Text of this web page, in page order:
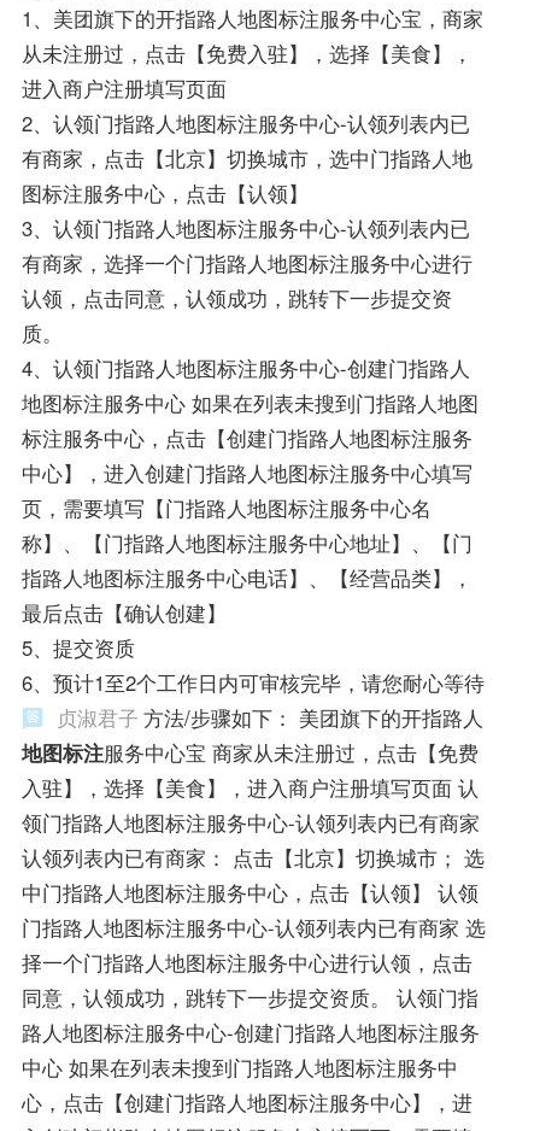
1、美团旗下的开指路人地图标注服务中心宝，商家
从未注册过，点击【免费入驻】，选择【美食】，
进入商户注册填写页面
2、认领门指路人地图标注服务中心-认领列表内已
有商家，点击【北京】切换城市，选中门指路人地
图标注服务中心，点击【认领】
3、认领门指路人地图标注服务中心-认领列表内已
有商家，选择一个门指路人地图标注服务中心进行
认领，点击同意，认领成功，跳转下一步提交资
质。
4、认领门指路人地图标注服务中心-创建门指路人
地图标注服务中心 如果在列表未搜到门指路人地图
标注服务中心，点击【创建门指路人地图标注服务
中心】，进入创建门指路人地图标注服务中心填写
页，需要填写【门指路人地图标注服务中心名
称】、【门指路人地图标注服务中心地址】、【门
指路人地图标注服务中心电话】、【经营品类】，
最后点击【确认创建】
5、提交资质
6、预计1至2个工作日内可审核完毕，请您耐心等待
贞淑君子 方法/步骤如下： 美团旗下的开指路人
地图标注服务中心宝 商家从未注册过，点击【免费
入驻】，选择【美食】，进入商户注册填写页面 认
领门指路人地图标注服务中心-认领列表内已有商家
认领列表内已有商家： 点击【北京】切换城市； 选
中门指路人地图标注服务中心，点击【认领】 认领
门指路人地图标注服务中心-认领列表内已有商家 选
择一个门指路人地图标注服务中心进行认领，点击
同意，认领成功，跳转下一步提交资质。 认领门指
路人地图标注服务中心-创建门指路人地图标注服务
中心 如果在列表未搜到门指路人地图标注服务中
心，点击【创建门指路人地图标注服务中心】，进